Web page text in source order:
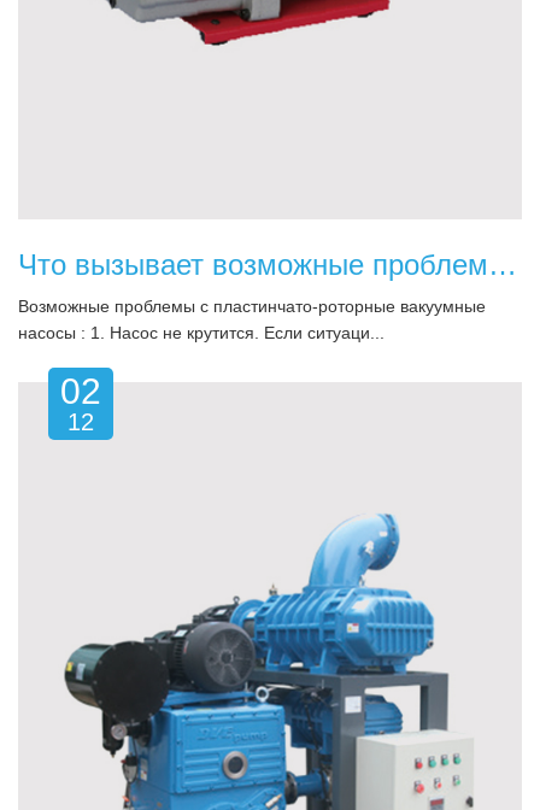
Что вызывает возможные проблемы с пластинчато-роторным вакуумным насосом?
Возможные проблемы с пластинчато-роторные вакуумные
насосы : 1. Насос не крутится. Если ситуаци...
02
12